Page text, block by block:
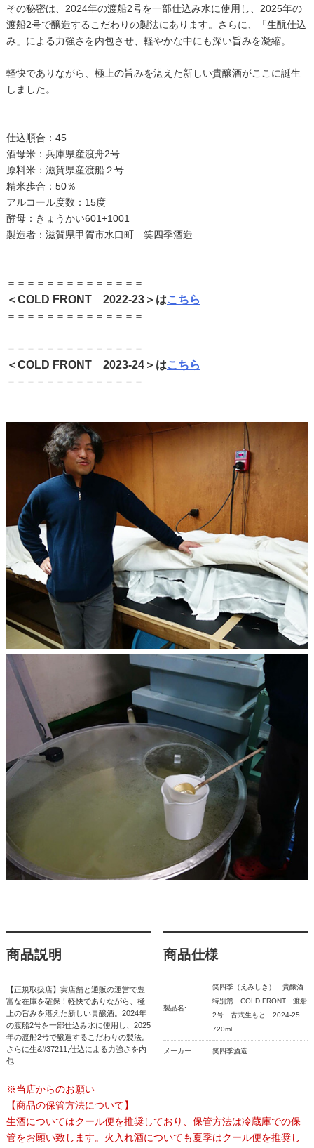
その秘密は、2024年の渡船2号を一部仕込み水に使用し、2025年の
渡船2号で醸造するこだわりの製法にあります。さらに、「生酛仕込
み」による力強さを内包させ、軽やかな中にも深い旨みを凝縮。
軽快でありながら、極上の旨みを湛えた新しい貴醸酒がここに誕生
しました。
仕込順合：45
酒母米：兵庫県産渡舟2号
原料米：滋賀県産渡船２号
精米歩合：50％
アルコール度数：15度
酵母：きょうかい601+1001
製造者：滋賀県甲賀市水口町 笑四季酒造
＝＝＝＝＝＝＝＝＝＝＝＝＝＝
＜COLD FRONT 2022-23＞はこちら
＝＝＝＝＝＝＝＝＝＝＝＝＝＝
＝＝＝＝＝＝＝＝＝＝＝＝＝＝
＜COLD FRONT 2023-24＞はこちら
＝＝＝＝＝＝＝＝＝＝＝＝＝＝
商品説明
【正規取扱店】実店舗と通販の運営で豊
富な在庫を確保！軽快でありながら、極
上の旨みを湛えた新しい貴醸酒。2024年
の渡船2号を一部仕込み水に使用し、2025
年の渡船2号で醸造するこだわりの製法。
さらに生&#37211;仕込による力強さを内
包
商品仕様
製品名:
笑四季（えみしき） 貴醸酒
特別篇 COLD FRONT 渡船
2号 古式生もと 2024-25
720ml
メーカー: 笑四季酒造
※当店からのお願い
【商品の保管方法について】
生酒についてはクール便を推奨しており、保管方法は冷蔵庫での保
管をお願い致します。火入れ酒についても夏季はクール便を推奨し